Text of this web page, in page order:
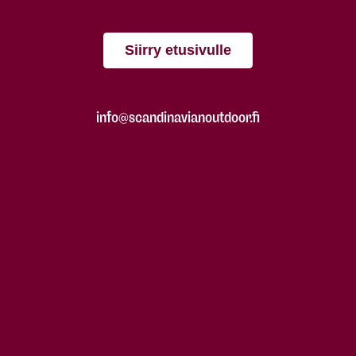
Siirry etusivulle
info@scandinavianoutdoor.fi